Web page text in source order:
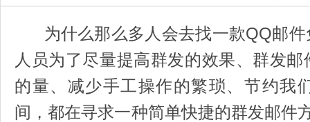
为什么那么多人会去找一款QQ邮
人员为了尽量提高群发的效果、群发
的量、减少手工操作的繁琐、节约我
间，都在寻求一种简单快捷的群发邮件